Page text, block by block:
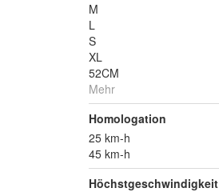
M
L
S
XL
52CM
Mehr
Homologation
25 km-h
45 km-h
Höchstgeschwindigkeit